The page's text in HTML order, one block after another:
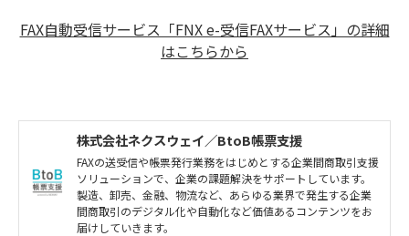
FAX自動受信サービス「FNX e-受信FAXサービス」の詳細
はこちらから
株式会社ネクスウェイ／BtoB帳票支援
FAXの送受信や帳票発行業務をはじめとする企業間商取引支援
ソリューションで、企業の課題解決をサポートしています。
製造、卸売、金融、物流など、あらゆる業界で発生する企業
間商取引のデジタル化や自動化など価値あるコンテンツをお
届けしていきます。